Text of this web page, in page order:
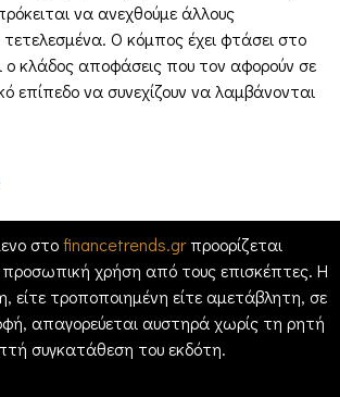
να ανεχθούμε άλλους
τετελεσμένα. Ο κόμπος έχει φτάσει στο
ο κλάδος αποφάσεις που τον αφορούν σε
επίπεδο να συνεχίζουν να λαμβάνονται
στο financetrends.grπροορίζεται
προσωπική χρήση από τους επισκέπτες. Η
είτε τροποποιημένη είτε αμετάβλητη, σε
απαγορεύεται αυστηρά χωρίς τη ρητή
συγκατάθεση του εκδότη.